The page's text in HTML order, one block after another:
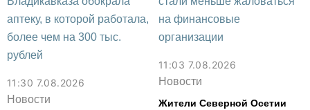
11:30 7.08.2026
Новости
11:03 7.08.2026
Новости
Жители Северной Осетии